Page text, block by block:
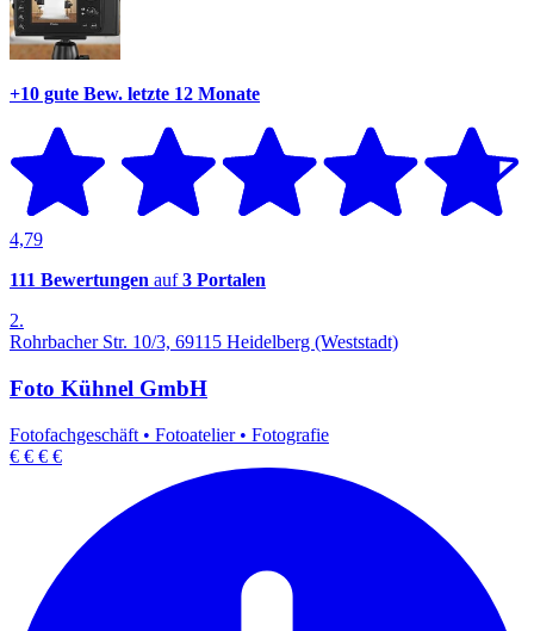
+10 gute Bew. letzte 12 Monate
4,79
111 Bewertungen auf3 Portalen
2.
Rohrbacher Str. 10/3, 69115 Heidelberg (Weststadt)
Foto Kühnel GmbH
Fotofachgeschäft • Fotoatelier • Fotografie
€ € € €